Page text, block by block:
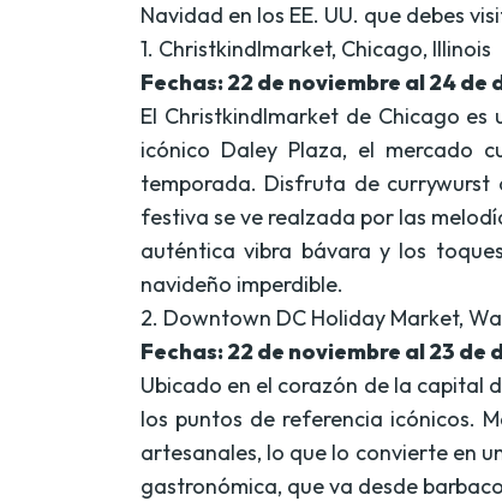
Navidad en los EE. UU. que debes
1. Christkindlmarket, Chicago, Illinois
Fechas: 22 de noviembre al 24 de
El Christkindlmarket de Chicago
icónico Daley Plaza, el mercado
temporada. Disfruta de
festiva se ve realzada por las
auténtica vibra bávara y los
navideño imperdible.
2. Downtown DC Holiday Market,
Fechas: 22 de noviembre al 23 de
Ubicado en el corazón de la capital
los puntos de referencia icónicos.
artesanales, lo que lo convierte en
gastronómica, que va desde